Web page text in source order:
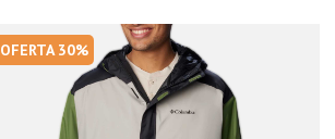
OFERTA 30%